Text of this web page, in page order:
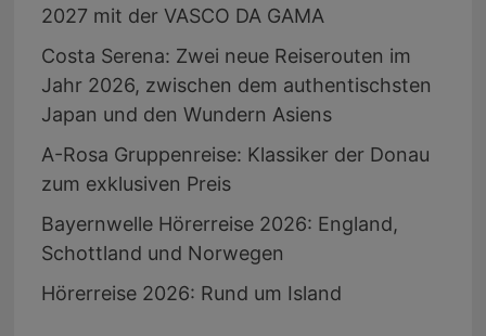
2027 mit der VASCO DA GAMA
Costa Serena: Zwei neue Reiserouten im
Jahr 2026, zwischen dem authentischsten
Japan und den Wundern Asiens
A-Rosa Gruppenreise: Klassiker der Donau
zum exklusiven Preis
Bayernwelle Hörerreise 2026: England,
Schottland und Norwegen
Hörerreise 2026: Rund um Island